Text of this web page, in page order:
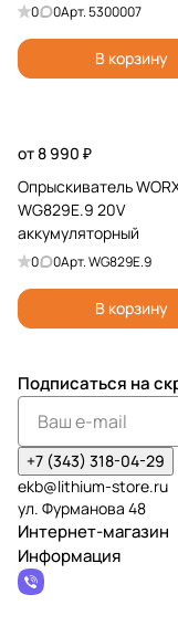
0 0Арт.5300007
В корзину
от 8 990 ₽
Опрыскиватель
WG829E.9 20V
аккумуляторный
0 0Арт.WG829E.9
В корзину
Подписаться на
+7 (343) 318-04-29
ekb@lithium-store.ru
ул. Фурманова 48
Интернет-магазин
Информация